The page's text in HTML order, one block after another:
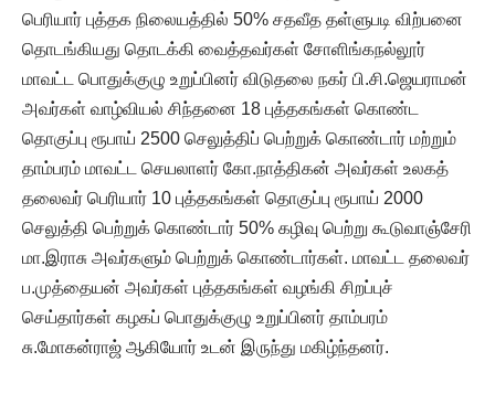
பெரியார் புத்தக நிலையத்தில் 50% சதவீத தள்ளுபடி விற்பனை
தொடங்கியது தொடக்கி வைத்தவர்கள் சோளிங்கநல்லூர்
மாவட்ட பொதுக்குழு உறுப்பினர் விடுதலை நகர் பி.சி.ஜெயராமன்
அவர்கள் வாழ்வியல் சிந்தனை 18 புத்தகங்கள் கொண்ட
தொகுப்பு ரூபாய் 2500 செலுத்திப் பெற்றுக் கொண்டார் மற்றும்
தாம்பரம் மாவட்ட செயலாளர் கோ.நாத்திகன் அவர்கள் உலகத்
தலைவர் பெரியார் 10 புத்தகங்கள் தொகுப்பு ரூபாய் 2000
செலுத்தி பெற்றுக் கொண்டார் 50% கழிவு பெற்று கூடுவாஞ்சேரி
மா.இராசு அவர்களும் பெற்றுக் கொண்டார்கள். மாவட்ட தலைவர்
ப.முத்தையன் அவர்கள் புத்தகங்கள் வழங்கி சிறப்புச்
செய்தார்கள் கழகப் பொதுக்குழு உறுப்பினர் தாம்பரம்
சு.மோகன்ராஜ் ஆகியோர் உடன் இருந்து மகிழ்ந்தனர்.